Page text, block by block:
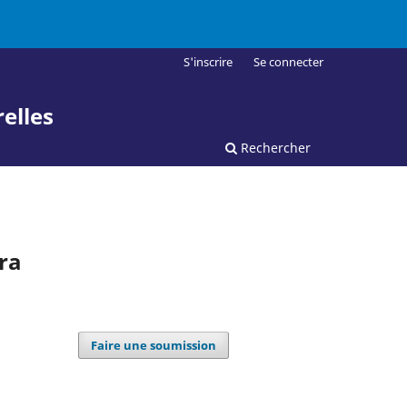
Rechercher
S'inscrire Se connecter
Faire une soumission